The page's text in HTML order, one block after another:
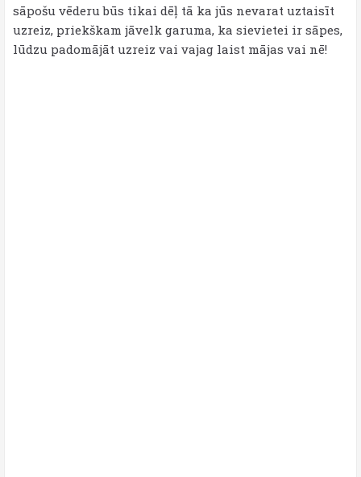
sāpošu vēderu būs tikai dēļ tā ka jūs nevarat uztaisīt
uzreiz, priekškam jāvelk garuma, ka sievietei ir sāpes,
lūdzu padomājāt uzreiz vai vajag laist mājas vai nē!